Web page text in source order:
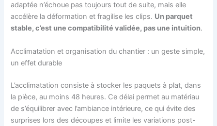
adaptée n’échoue pas toujours tout de suite, mais elle
accélère la déformation et fragilise les clips. Un parquet
stable, c’est une compatibilité validée, pas une intuition.
Acclimatation et organisation du chantier : un geste simple,
un effet durable
L’acclimatation consiste à stocker les paquets à plat, dans
la pièce, au moins 48 heures. Ce délai permet au matériau
de s’équilibrer avec l’ambiance intérieure, ce qui évite des
surprises lors des découpes et limite les variations post-